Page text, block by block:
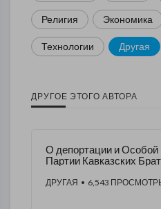
Религия Экономика
Технологии Другая
ДРУГОЕ ЭТОГО АВТОРА
О депортации и Особой
Партии Кавказских
ДРУГАЯ • 6,543